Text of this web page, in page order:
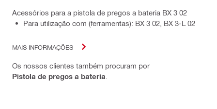
Acessórios para a pistola de pregos a bateria BX 3 02
Para utilização com (ferramentas): BX 3 02, BX 3-L 02
MAIS INFORMAÇÕES
Os nossos clientes também procuram por
Pistola de pregos a bateria